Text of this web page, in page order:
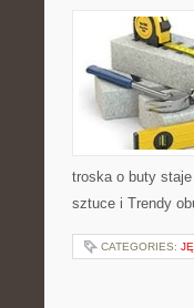
troska o buty
sztuce i Trendy
CATEGORIES: